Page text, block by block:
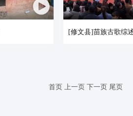
[修文县]苗族古歌综
首页 上一页 下一页 尾页